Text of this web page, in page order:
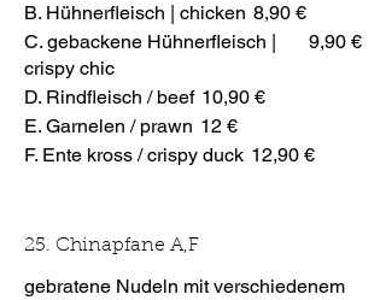
B. Hühnerfleisch | chicken 8,90 €
C. gebackene Hühnerfleisch |
crispy chic
9,90 €
D. Rindfleisch / beef 10,90 €
E. Garnelen / prawn 12 €
F. Ente kross / crispy duck 12,90 €
25. Chinapfane A,F
gebratene Nudeln mit verschiedenem